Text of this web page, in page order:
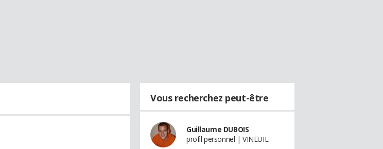
Vous recherchez peut-être
Guillaume DUBOIS
profil personnel | VINEUIL